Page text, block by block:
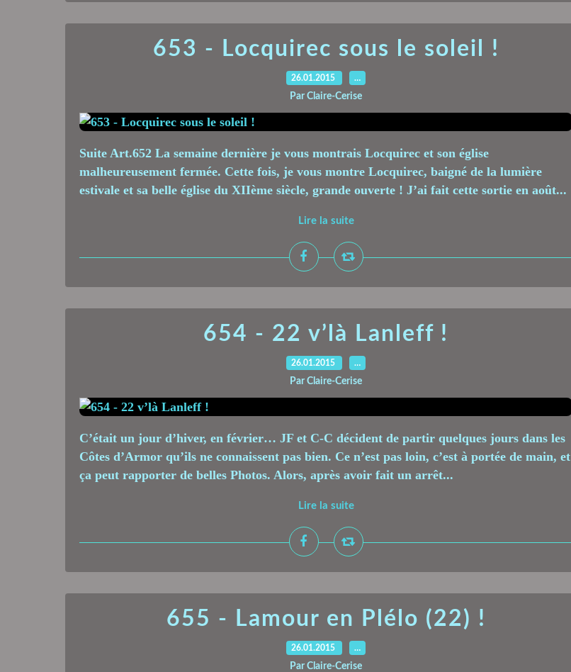
653 - Locquirec sous le soleil !
26.01.2015 …
Par Claire-Cerise
Suite Art.652 La semaine dernière je vous montrais Locquirec et son église
malheureusement fermée. Cette fois, je vous montre Locquirec, baigné de la lumière
estivale et sa belle église du XIIème siècle, grande ouverte ! J’ai fait cette sortie en août...
Lire la suite
654 - 22 v’là Lanleff !
26.01.2015 …
Par Claire-Cerise
C’était un jour d’hiver, en février… JF et C-C décident de partir quelques jours dans les
Côtes d’Armor qu’ils ne connaissent pas bien. Ce n’est pas loin, c’est à portée de main, et
ça peut rapporter de belles Photos. Alors, après avoir fait un arrêt...
Lire la suite
655 - Lamour en Plélo (22) !
26.01.2015 …
Par Claire-Cerise